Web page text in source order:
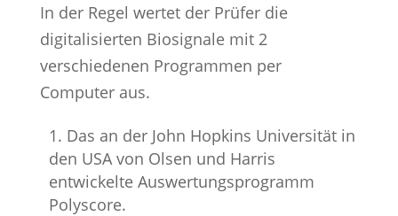
In der Regel wertet der Prüfer die
digitalisierten Biosignale mit 2
verschiedenen Programmen per
Computer aus.
Das an der John Hopkins Universität in
den USA von Olsen und Harris
entwickelte Auswertungsprogramm
Polyscore.